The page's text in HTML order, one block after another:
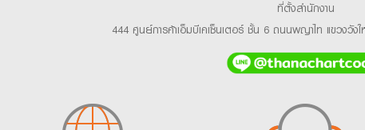
ที่ตั้งสำนักงาน
444 ศูนย์การค้าเอ็มบีเคเซ็นเตอร์ ชั้น 6 ถนนพญาไท แขวงวั